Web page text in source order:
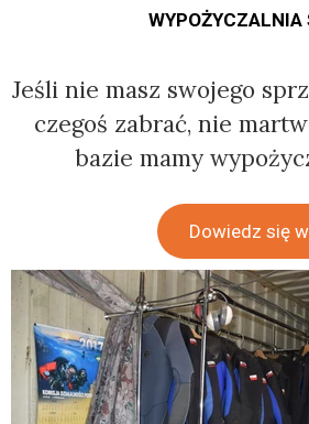
Dowiedz się
Jeśli nie masz swojego
czegoś zabrać, nie
bazie mamy
WYPOŻYCZALNIA